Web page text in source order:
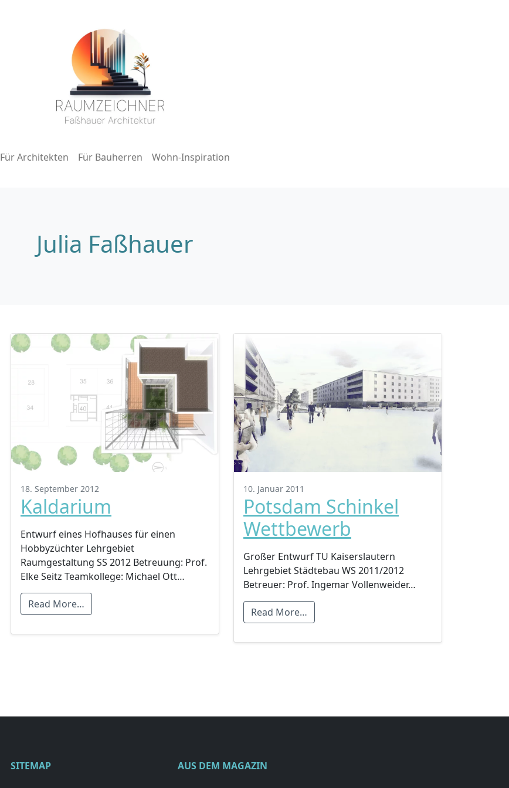
Für Architekten Für Bauherren Wohn-Inspiration
Julia Faßhauer
18. September 2012
Kaldarium
Entwurf eines Hofhauses für einen
Hobbyzüchter Lehrgebiet
Raumgestaltung SS 2012 Betreuung: Prof.
Elke Seitz Teamkollege: Michael Ott…
Read More…
10. Januar 2011
Potsdam Schinkel
Wettbewerb
Großer Entwurf TU Kaiserslautern
Lehrgebiet Städtebau WS 2011/2012
Betreuer: Prof. Ingemar Vollenweider…
Read More…
SITEMAP AUS DEM MAGAZIN